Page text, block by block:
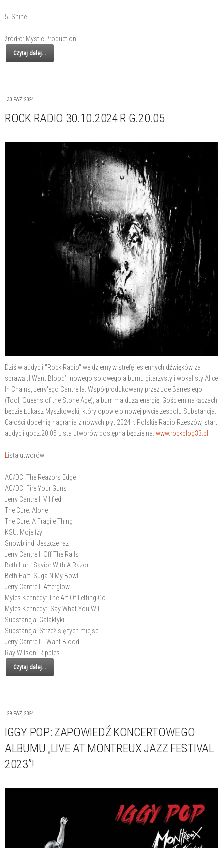
5. Shine
źródło: Mystic Production
Czytaj dalej...
30 PAŹ 2024
ROCK RADIO 30.10.2024 R G.20.05
Dziś w audycji "Rock Radio" wejdziemy w strefę jesiennych dźwięków za
sprawą „I Want Blood” nowego solowego albumu gitarzysty i wokalisty Alice
In Chains, Jerry'ego Cantrella. Współprodukowany przez Joe Barresiego
(Tool, Queens of the Stone Age), album ma dużą energię. Gościem na łączach
będzie Łukasz Myszkowski, który opowie o nowej płycie zespołu Substancja.
Całości dopełnią nagrania z nowych płyt 2024 r. Polskie Radio Rzeszów, start
audycji godz.20.05 Lista utworów dostępna będzie na: www.rockblog33.pl
Lista utworów:
AC/DC: The Reazors Edge
AC/DC: Fire Your Guns
Jerry Cantrell: Vilified
The Cure: Alone
The Cure: A Fragile Thing
KSU: Moje łzy
Snowblind: Jeszcze raz
Jerry Cantrell: Off The Rails
Beth Hart: Savior With A Razor
Beth Hart: Suga N My Bowl
Jerry Cantrell: Afterglow
Myles Kennedy: The Art Of Letting Go
Myles Kennedy: Say What You Will
Substancja: Galaktyki
Substancja: Strzeż się tych miejsc
Jerry Cantrell: I Want Blood
Ray Wilson: Ripples
Czytaj dalej...
29 PAŹ 2024
IGGY POP: ZAPOWIEDŹ KONCERTOWEGO
ALBUMU „LIVE AT MONTREUX JAZZ FESTIVAL
2023”!